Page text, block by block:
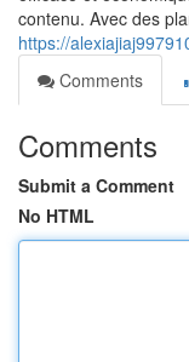
contenu. Avec des
https://
Comments
Comments
Submit a Comment
No HTML